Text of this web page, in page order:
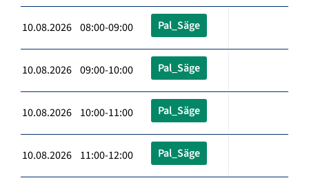
10.08.2026 08:00-09:00 Pal_Säge
10.08.2026 09:00-10:00 Pal_Säge
10.08.2026 10:00-11:00 Pal_Säge
10.08.2026 11:00-12:00 Pal_Säge